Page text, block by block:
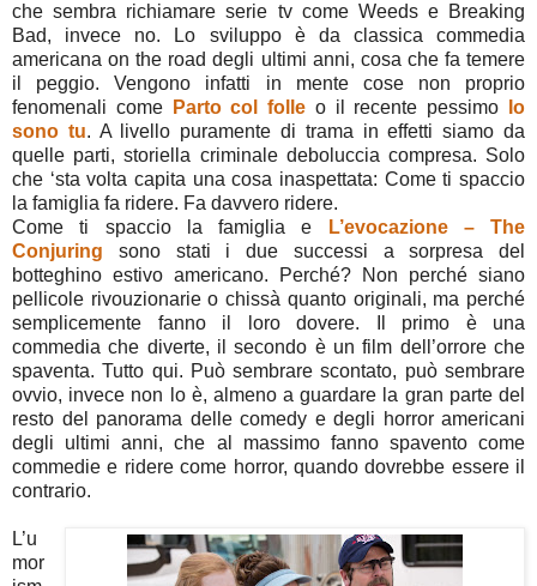
che sembra richiamare serie tv come Weeds e Breaking
Bad, invece no. Lo sviluppo è da classica commedia
americana on the road degli ultimi anni, cosa che fa temere
il peggio. Vengono infatti in mente cose non proprio
fenomenali come
Parto col folle o il recente pessimo
Io
sono tu. A livello puramente di trama in effetti siamo da
quelle parti, storiella criminale deboluccia compresa. Solo
che ‘sta volta capita una cosa inaspettata: Come ti spaccio
la famiglia fa ridere. Fa davvero ridere.
Come ti spaccio la famiglia e
L’evocazione – The
Conjuring sono stati i due successi a sorpresa del
botteghino estivo americano. Perché? Non perché siano
pellicole rivouzionarie o chissà quanto originali, ma perché
semplicemente fanno il loro dovere. Il primo è una
commedia che diverte, il secondo è un film dell’orrore che
spaventa. Tutto qui. Può sembrare scontato, può sembrare
ovvio, invece non lo è, almeno a guardare la gran parte del
resto del panorama delle comedy e degli horror americani
degli ultimi anni, che al massimo fanno spavento come
commedie e ridere come horror, quando dovrebbe essere il
contrario.
L’u
mor